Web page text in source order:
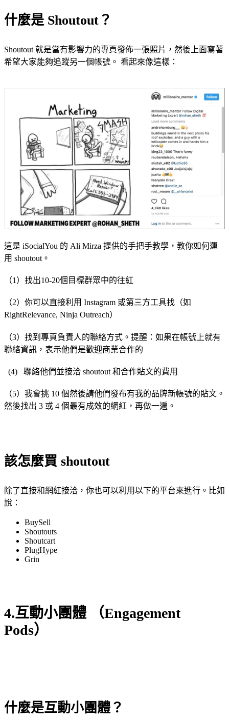
什麼是 Shoutout？
Shoutout 就是當有影響力的專頁發佈一張照片，然後上面寫著
希望大家能夠追蹤另一個帳號。 看起來像這樣：
這是 iSocialYou 的 Ali Mirza 提供的手把手教學，教你如何運
用 shoutout。
（1）找出10-20個目標群眾中的往紅
（2）你可以直接利用 Instagram 或第三方工具找（如
RightRelevance, Ninja Outreach）
（3）找到專頁負責人的聯絡方式。提醒：如果在帳號上就有
聯絡資訊，表示他們是歡迎商業合作的
(4) 聯絡他們並接洽 shoutout 和合作貼文的費用
（5）我會挑 10 個然後請他們發布有我的品牌新帳號的貼文。
然後找出 3 或 4 個最有成效的網紅，再做一遍。
該怎麼買 shoutout
除了直接和網紅接洽，你也可以利用以下的平台來進行。比如
說：
BuySell
Shoutouts
Shoutcart
PlugHype
Grin
4.互動小團體 （Engagement
Pods）
什麼是互動小團體？